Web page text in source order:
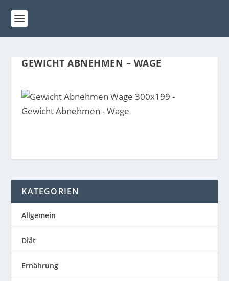
GEWICHT ABNEHMEN – WAGE
KATEGORIEN
Allgemein
Diät
Ernährung